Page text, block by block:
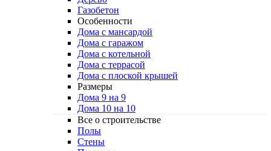
Газобетон
Особенности
Дома с мансардой
Дома с гаражом
Дома с котельной
Дома с террасой
Дома с плоской крышей
Размеры
Дома 9 на 9
Дома 10 на 10
Все о строительстве
Полы
Стены